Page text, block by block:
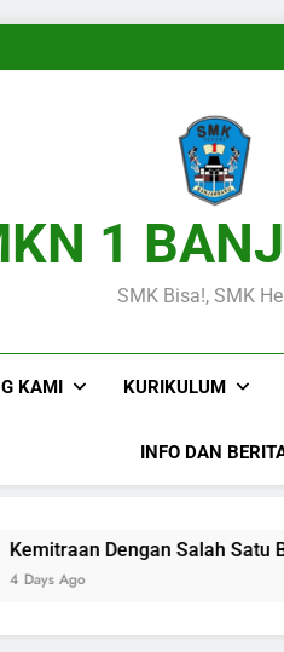
1
SMK Bisa!, SMK
KAMI KURIKULUM
INFO DAN
Dengan Salah Satu Brand
Ago